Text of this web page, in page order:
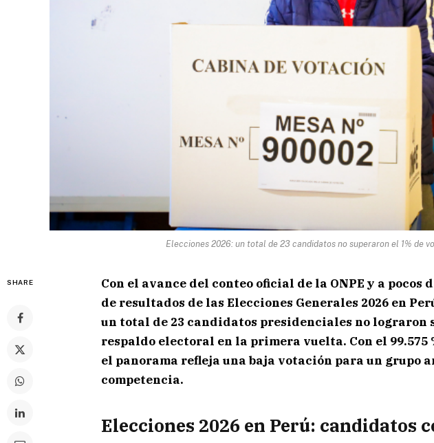
Elecciones 2026: un total de 23 candidatos no superaron el 1% de
SHARE Con el avance del conteo oficial de la ONPE y a pocos
de resultados de las Elecciones Generales 2026 en
un total de 23 candidatos presidenciales no lograron
respaldo electoral en la primera vuelta. Con el 99.575
el panorama refleja una baja votación para un grupo
competencia.
Elecciones 2026 en Perú: candidatos